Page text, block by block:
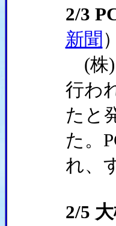
2/3
新聞 ）
(株)
行わ
たと
た。
れ、
2/5